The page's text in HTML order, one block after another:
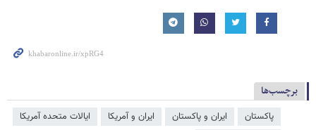
برچسب‌ها
پاکستان ایران و پاکستان ایران و آمریکا
ایالات متحده آمریکا